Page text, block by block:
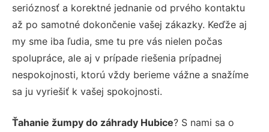
serióznosť a korektné jednanie od prvého kontaktu
až po samotné dokončenie vašej zákazky. Keďže aj
my sme iba ľudia, sme tu pre vás nielen počas
spolupráce, ale aj v prípade riešenia prípadnej
nespokojnosti, ktorú vždy berieme vážne a snažíme
sa ju vyriešiť k vašej spokojnosti.
Ťahanie žumpy do záhrady Hubice? S nami sa o